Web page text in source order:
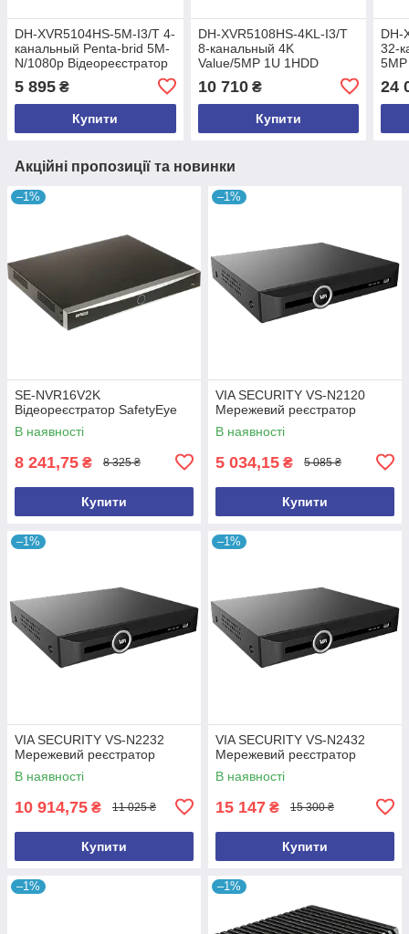
DH-XVR5104HS-5M-I3/T 4-
канальный Penta-brid 5M-
N/1080p Відеореєстратор
5 895 ₴
Купити
DH-XVR5108HS-4KL-I3/T
8-канальный 4K
Value/5MP 1U 1HDD
Відеореєстратор Dahua
10 710₴
Купити
DH-
32-
5MP
24
Акційні пропозиції та новинки
–1%
SE-NVR16V2K
Відеореєстратор SafetyEye
В наявності
8 241,75 ₴ 8 325 ₴
Купити
–1%
VIA SECURITY VS-N2120
Мережевий реєстратор
В наявності
5 034,15 ₴ 5 085 ₴
Купити
–1%
VIA SECURITY VS-N2232
Мережевий реєстратор
В наявності
10 914,75 ₴ 11 025 ₴
Купити
–1%
VIA SECURITY VS-N2432
Мережевий реєстратор
В наявності
15 147 ₴ 15 300 ₴
Купити
–1% –1%